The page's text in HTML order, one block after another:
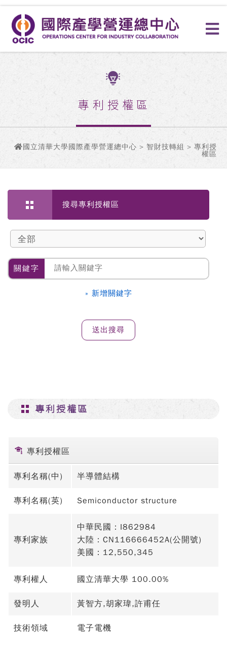
專利授權區
國立清華大學國際產學營運總中心 > 智財技轉組 > 專利授
權區
搜尋專利授權區
關鍵字
» 新增關鍵字
專利授權區
專利授權區
專利名稱(中) 半導體結構
專利名稱(英) Semiconductor structure
專利家族
中華民國：I862984
大陸：CN116666452A(公開號)
美國：12,550,345
專利權人 國立清華大學 100.00%
發明人 黃智方,胡家瑋,許甫任
技術領域 電子電機